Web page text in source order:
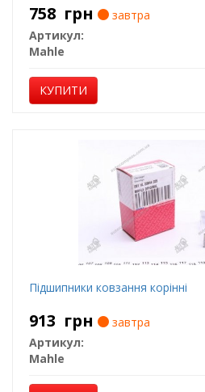
758 грн
завтра
Артикул:
Mahle
КУПИТИ
Підшипники ковзання корінні
913 грн
завтра
Артикул:
Mahle